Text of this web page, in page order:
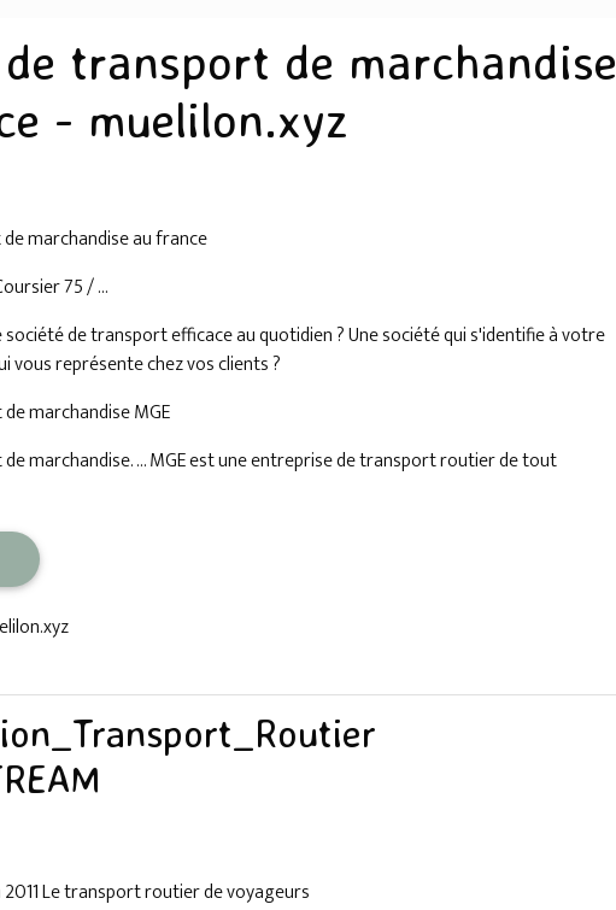
transport de marchandise
- muelilon.xyz
marchandise au france
75 / ...
société de transport efficace au quotidien ? Une société qui s'identifie à votre
vous représente chez vos clients ?
marchandise MGE
marchandise. ... MGE est une entreprise de transport routier de tout
2011 Le transport routier de voyageurs